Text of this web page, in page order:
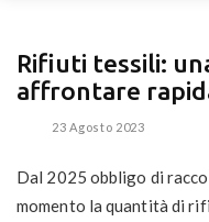
Rifiuti tessili:
affrontare
23 Agosto 2023
Dal 2025 obbligo di
momento la quantità di